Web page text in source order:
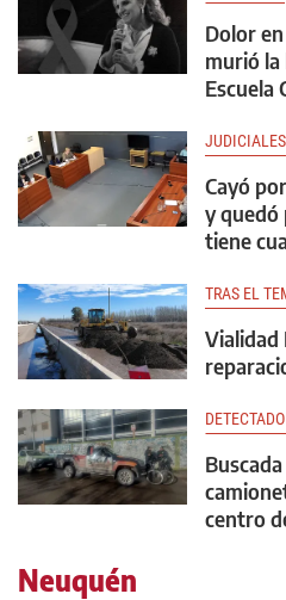
Dolor
murió
Escuela
JUDICIALES
Cayó
y quedó
tiene
TRAS EL
Vialidad
centro
Neuquén